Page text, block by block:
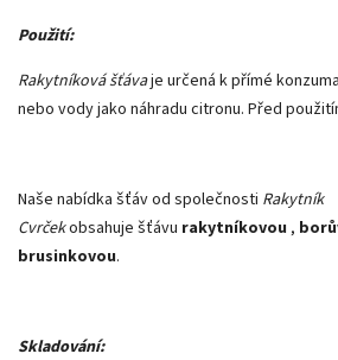
Použití:
Rakytníková šťávaje určená k přímé
nebo vody jako náhradu citronu. Před
Naše nabídka šťáv od společnosti Rakytník
Cvrčekobsahuje šťávu rakytníkovou ,
brusinkovou.
Skladování: